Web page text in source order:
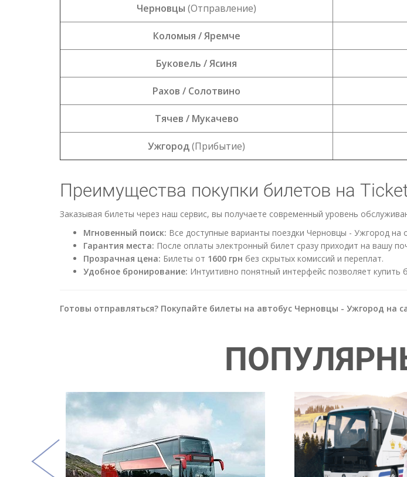
Черновцы (Отправление)
Коломыя / Яремче
Буковель / Ясиня
Рахов / Солотвино
Тячев / Мукачево
Ужгород(Прибытие)
Преимущества покупки билетов на
Заказывая билеты через наш сервис, вы получаете современный уровень
Мгновенный поиск: Все доступные варианты поездки Черновцы - Ужгород на
Гарантия места: После оплаты электронный билет сразу приходит на вашу
Прозрачная цена: Билеты от 1600 грн без скрытых комиссий и переплат.
Удобное бронирование: Интуитивно понятный интерфейс позволяет купить
Готовы отправляться? Покупайте билеты на автобус Черновцы - Ужгород на